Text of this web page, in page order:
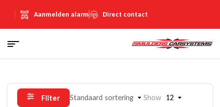
Aanmelden alarm Direct contact
Filter Standaard sortering Show 12